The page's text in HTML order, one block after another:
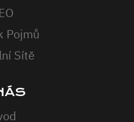
Pojmů
Sítě